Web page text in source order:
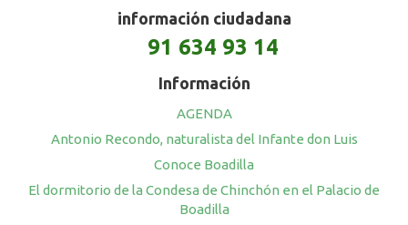
información ciudadana
91 634 93 14
Información
AGENDA
Antonio Recondo, naturalista del Infante don Luis
Conoce Boadilla
El dormitorio de la Condesa de Chinchón en el Palacio de
Boadilla